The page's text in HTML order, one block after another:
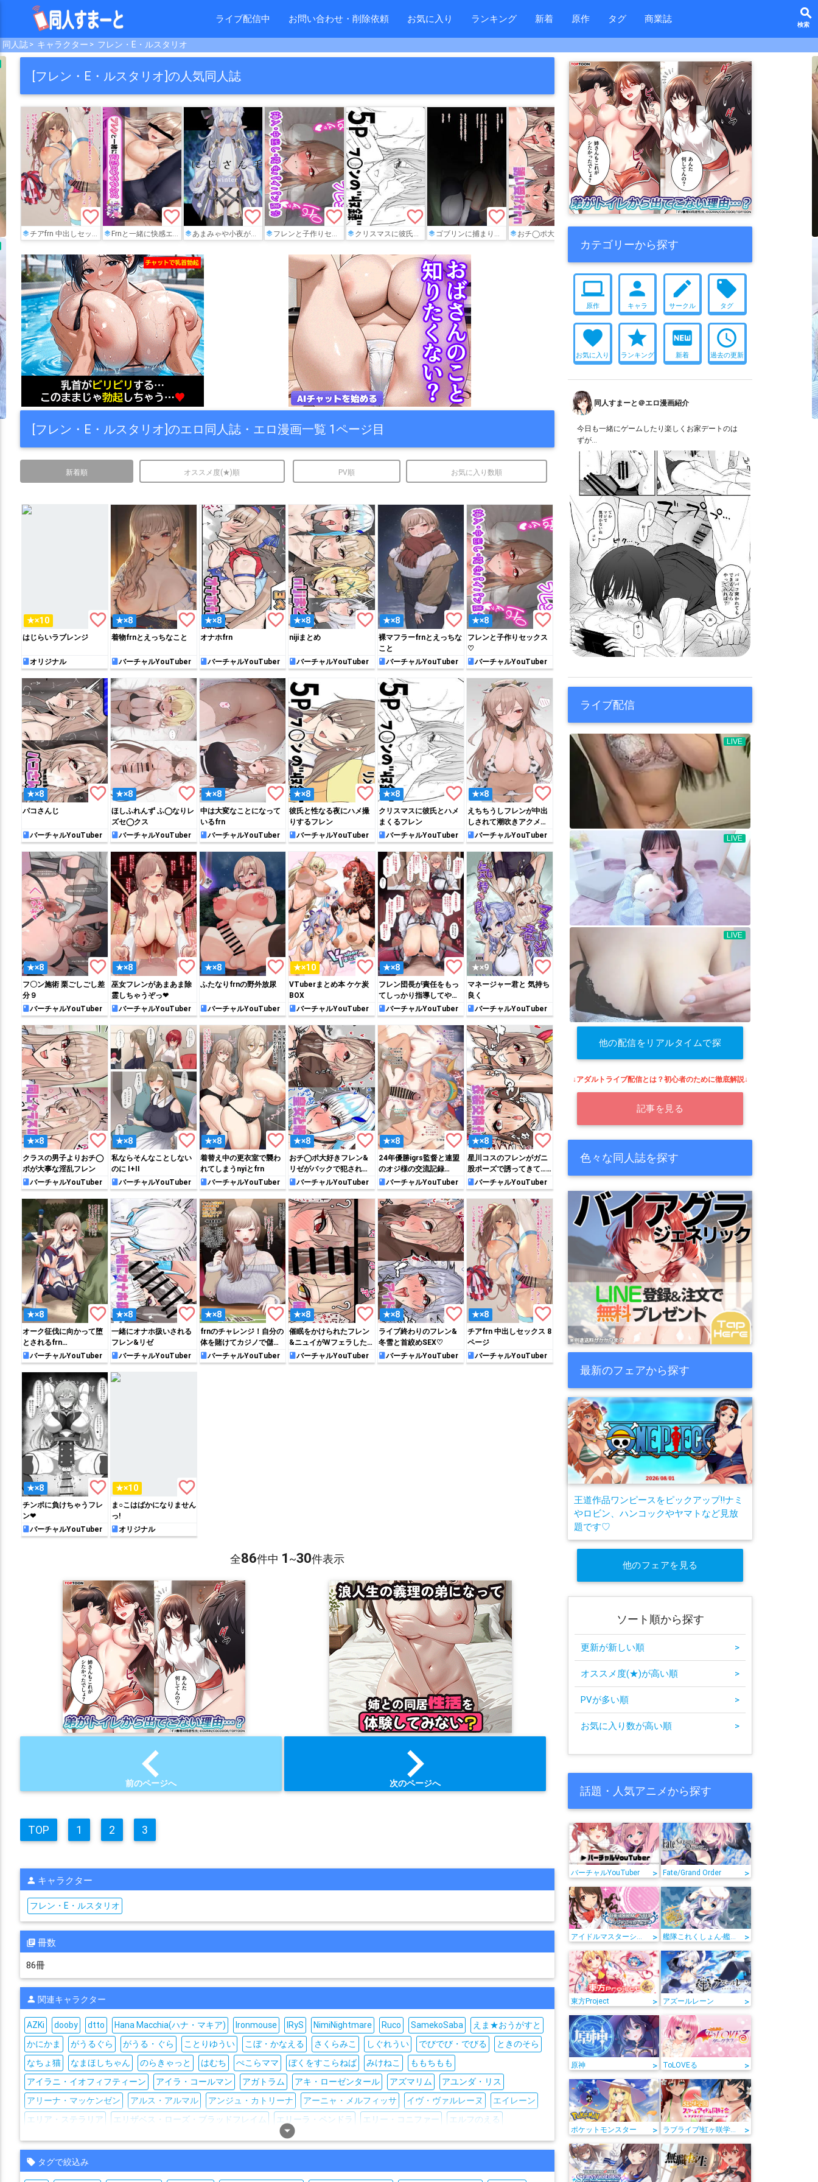
ライブ配信中 お問い合わせ・削除依頼 お気に入り ランキング 新着 原作 タグ 商業誌 search
同人誌 キャラクター フレン・E・ルスタリオ
[フレン・E・ルスタリオ]の人気同人誌
favorite_border
チアfrn 中出しセックス 8ページ
favorite_border
Frnと一緒に快感エクササイズ
favorite_border
あまみゃや小夜がスカートをめくったり、クレアやドーラがタイツを脱いで陰毛を披露するイラスト集!!
favorite_border
フレンと子作りセックス♡
favorite_border
クリスマスに彼氏とハメまくるフレン
favorite_border
ゴブリンに捕まり、レベル上げを手伝わされるfrn
favorite_border
おチ◯ポ大好きフレンが騎乗位でハメて下品な声を出しながら感じちゃう♡
favorite_border favorite_border
frn エロメイド 後背位
[フレン・E・ルスタリオ]のエロ同人誌・エロ漫画一覧 1ページ目
新着順 オススメ度(★)順 PV順 お気に入り数順
★×10 favorite_border
はじらいラブレンジ
オリジナル
★×8 favorite_border
着物frnとえっちなこと
バーチャルYouTuber
★×8 favorite_border
オナホfrn
バーチャルYouTuber
★×8 favorite_border
nijiまとめ
バーチャルYouTuber
★×8 favorite_border
裸マフラーfrnとえっちな
こと
バーチャルYouTuber
★×8 favorite_border
フレンと子作りセックス
♡
バーチャルYouTuber
★×8 favorite_border
パコさんじ
バーチャルYouTuber
★×8 favorite_border
ほしふれんず ふ◯なりレ
ズセ◯クス
バーチャルYouTuber
★×8 favorite_border
中は大変なことになって
いるfrn
バーチャルYouTuber
★×8 favorite_border
彼氏と性なる夜にハメ撮
りするフレン
バーチャルYouTuber
★×8 favorite_border
クリスマスに彼氏とハメ
まくるフレン
バーチャルYouTuber
★×8 favorite_border
えちちうしフレンが中出
しされて潮吹きアクメし
たり…♡
バーチャルYouTuber
★×8 favorite_border
フ〇ン施術 栗ごしごし差
分９
バーチャルYouTuber
★×8 favorite_border
巫女フレンがあまあま除
霊しちゃうぞっ❤
バーチャルYouTuber
★×8 favorite_border
ふたなりfrnの野外放尿
バーチャルYouTuber
★×10 favorite_border
VTuberまとめ本 ケケ炭
BOX
バーチャルYouTuber
★×8 favorite_border
フレン団長が責任をもっ
てしっかり指導してやる
❤バーチャルYouTuber
★×9 favorite_border
マネージャー君と 気持ち
良く
バーチャルYouTuber
★×8 favorite_border
クラスの男子よりおチ◯
ポが大事な淫乱フレン
バーチャルYouTuber
★×8 favorite_border
私ならそんなことしない
のに I+II
バーチャルYouTuber
★×8 favorite_border
着替え中の更衣室で襲わ
れてしまうnyiとfrn
バーチャルYouTuber
★×8 favorite_border
おチ◯ポ大好きフレン&
リゼがバックで犯されて
イキまくる♡
バーチャルYouTuber
★×8 favorite_border
24年優勝igrs監督と連盟
のオジ様の交流記録…
バーチャルYouTuber
★×8 favorite_border
星川コスのフレンがガニ
股ポーズで誘ってきて…
♡バーチャルYouTuber
★×8 favorite_border
オーク征伐に向かって堕
とされるfrn…
バーチャルYouTuber
★×8 favorite_border
一緒にオナホ扱いされる
フレン&リゼ
バーチャルYouTuber
★×8 favorite_border
frnのチャレンジ！自分の
体を賭けてカジノで儲け
る❤バーチャルYouTuber
★×8 favorite_border
催眠をかけられたフレン
&ニュイがWフェラした
り…♡
バーチャルYouTuber
★×8 favorite_border
ライブ終わりのフレン&
冬雪と首絞めSEX♡
バーチャルYouTuber
★×8 favorite_border
チアfrn 中出しセックス 8
ページ
バーチャルYouTuber
★×8 favorite_border
チンポに負けちゃうフレ
ン❤︎
バーチャルYouTuber
★×10 favorite_border
ま○こはばかになりません
っ!
オリジナル
全86件中 1~30件表示
chevron_left
前のページへ chevron_right
次のページへ
TOP 1 2 3
キャラクター
フレン・E・ルスタリオ
冊数
86冊
関連キャラクター
arrow_drop_down_circle
AZKi dooby dtto Hana Macchia(ハナ・マキア) Ironmouse IRyS NimiNightmare Ruco SamekoSaba
えま★おうがすと
かにかま
がうるぐら がうる・ぐら ことりゆうい こぼ・かなえる さくらみこ しぐれうい でびでび・でびる
ときのそら
なちょ猫
なまほしちゃん のらきゃっと はむち ぺこらママ ぼくをすこらねば みけねこ
ももちもも
アイラニ・イオフィフティーン
アイラ・コールマン アガトラム アキ・ローゼンタール アズマリム
アユンダ・リス
アリーナ・マッケンゼン
アルス・アルマル アンジュ・カトリーナ アーニャ・メルフィッサ イヴ・ヴァルレーヌ
エイレーン
エリア・ステラリア
エリザベス・ローズ・ブラッドフレイム エリーラ・ペンドラ エリー・コニファー
エルフのえる
クレイジー・オリー
ジジ・ムリン
タグで絞込み
カテゴリーから探す
computer
原作
person
キャラ
create
サークル
local_offer
タグ
favorite
お気に入り
star
ランキング
fiber_new
新着
access_time
過去の更新
同人すまーと＠エロ漫画紹介
今日も一緒にゲームしたり楽しくお家デートのは
ずが…
ライブ配信
他の配信をリアルタイムで探
す
↓アダルトライブ配信とは？初心者のために徹底解説↓
記事を見る
色々な同人誌を探す
最新のフェアから探す
王道作品ワンピースをピックアップ!!ナミ
やロビン、ハンコックやヤマトなど見放
題です♡
他のフェアを見る
ソート順から探す
更新が新しい順 >
オススメ度(★)が高い順 >
PVが多い順 >
お気に入り数が高い順 >
話題・人気アニメから探す
バーチャルYouTuber > Fate/Grand Order >
アイドルマスターシンデレラガールズ > 艦隊これくしょん-艦これ- >
東方Project > アズールレーン >
原神 > ToLOVEる >
ポケットモンスター > ラブライブ!虹ヶ咲学園スクールアイドル同好会 >